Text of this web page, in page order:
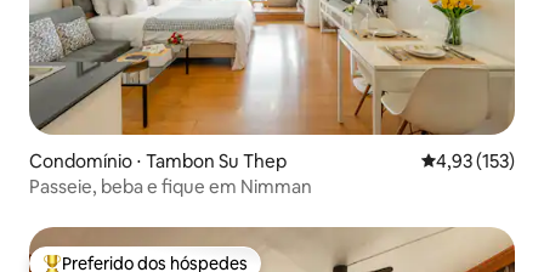
Condomínio ⋅ Tambon Su Thep 4,93 de uma
4,93 (153)
Passeie, beba e fique em Nimman
Preferido dos hóspedes